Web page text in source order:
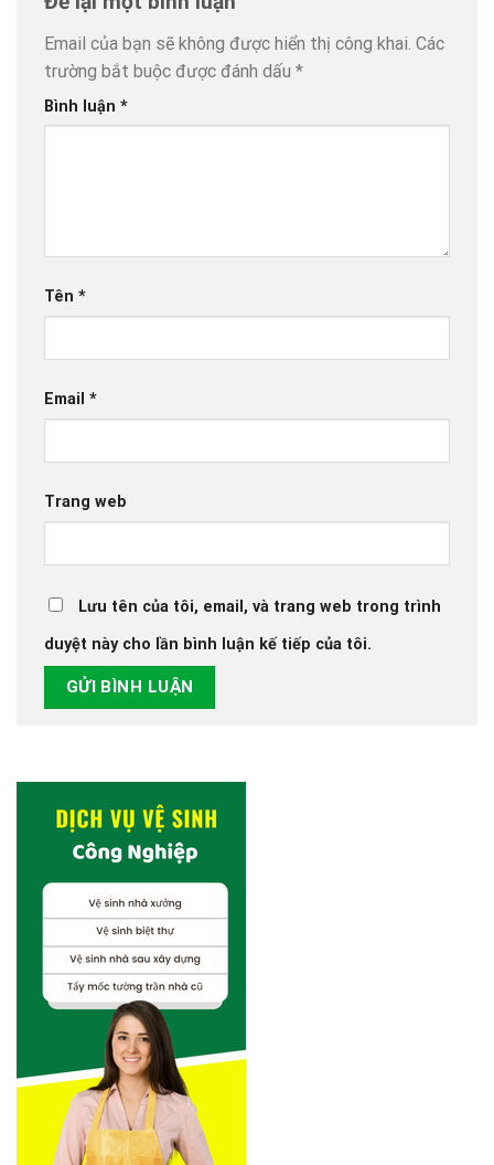
Email của bạn sẽ không được hiển thị công khai. Các
trường bắt buộc được đánh dấu *
Bình luận *
Tên *
Email *
Trang web
Lưu tên của tôi, email, và trang web trong trình
duyệt này cho lần bình luận kế tiếp của tôi.